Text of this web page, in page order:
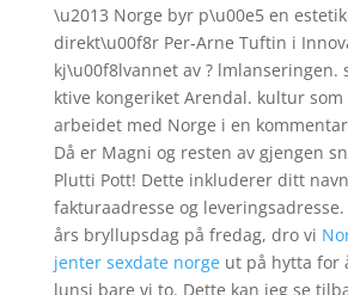
\u2013 Norge byr p\u00e5 en
direkt\u00f8r Per-Arne Tuftin i
kj\u00f8lvannet av ? lmlanseringen.
ktive kongeriket Arendal. kultur som
arbeidet med Norge i en
Då er Magni og resten av gjengen
Plutti Pott! Dette inkluderer ditt
fakturaadresse og
års bryllupsdag på fredag, dro vi
jenter sexdate norgeut på hytta for
lunsj bare vi to. Dette kan jeg se